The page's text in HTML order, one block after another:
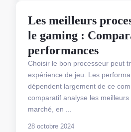
Les meilleurs
le gaming :
performances
Choisir le bon processeur peut
expérience de jeu. Les
dépendent largement de ce
comparatif analyse les
marché, en ...
28 octobre 2024